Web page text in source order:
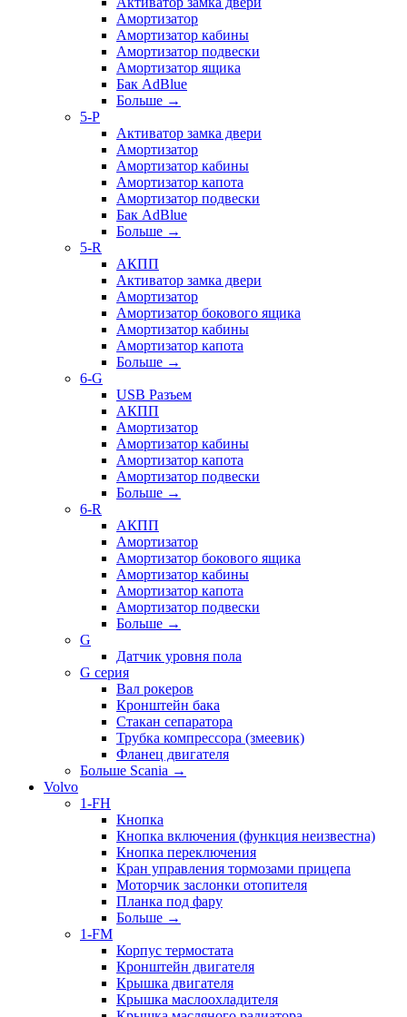
Амортизатор
Амортизатор кабины
Амортизатор подвески
Амортизатор ящика
Бак AdBlue
Больше →
5-P
Активатор замка двери
Амортизатор
Амортизатор кабины
Амортизатор капота
Амортизатор подвески
Бак AdBlue
Больше →
5-R
АКПП
Активатор замка двери
Амортизатор
Амортизатор бокового ящика
Амортизатор кабины
Амортизатор капота
Больше →
6-G
USB Разъем
АКПП
Амортизатор
Амортизатор кабины
Амортизатор капота
Амортизатор подвески
Больше →
6-R
АКПП
Амортизатор
Амортизатор бокового ящика
Амортизатор кабины
Амортизатор капота
Амортизатор подвески
Больше →
G
Датчик уровня пола
G серия
Вал рокеров
Кронштейн бака
Стакан сепаратора
Трубка компрессора (змеевик)
Фланец двигателя
Больше Scania →
Volvo
1-FH
Кнопка
Кнопка включения (функция неизвестна)
Кнопка переключения
Кран управления тормозами прицепа
Моторчик заслонки отопителя
Планка под фару
Больше →
1-FM
Корпус термостата
Кронштейн двигателя
Крышка двигателя
Крышка маслоохладителя